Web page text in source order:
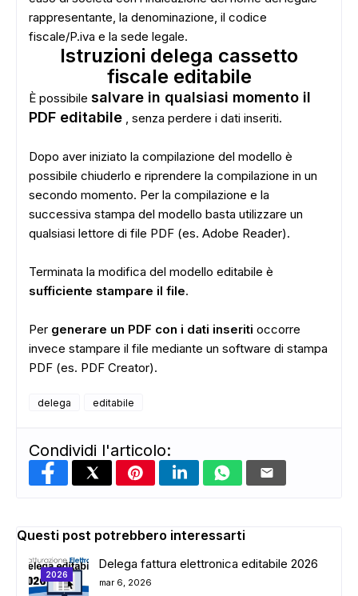
rappresentante, la denominazione, il codice
fiscale/P.iva e la sede legale.
Istruzioni delega cassetto
fiscale editabile
È possibile salvare in qualsiasi momento il
PDF editabile , senza perdere i dati inseriti.
Dopo aver iniziato la compilazione del modello è
possibile chiuderlo e riprendere la compilazione in un
secondo momento. Per la compilazione e la
successiva stampa del modello basta utilizzare un
qualsiasi lettore di file PDF (es. Adobe Reader).
Terminata la modifica del modello editabile è
sufficiente stampare il file.
Per generare un PDF con i dati inseriti occorre
invece stampare il file mediante un software di stampa
PDF (es. PDF Creator).
delega editabile
Condividi l'articolo:
Questi post potrebbero interessarti
2026
Delega fattura elettronica editabile 2026
mar 6, 2026